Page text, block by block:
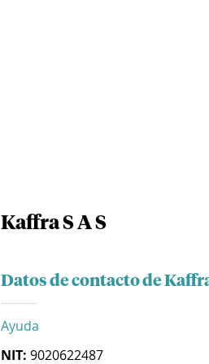
Kaffra S A S
Datos de contacto de Kaffra
Ayuda
NIT: 9020622487